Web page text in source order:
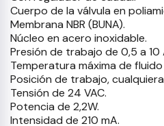
Cuerpo de la válvula en
Membrana NBR (BUNA).
Núcleo en acero inoxidable.
Presión de trabajo de 0,5 a 10
Temperatura máxima de
Posición de trabajo,
Tensión de 24 VAC.
Potencia de 2,2W.
Intensidad de 210 mA.